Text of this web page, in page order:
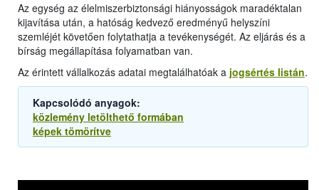
Az egység az élelmiszerbiztonsági hiányosságok maradéktalan
kijavítása után, a hatóság kedvező eredményű helyszíni
szemléjét követően folytathatja a tevékenységét. Az eljárás és a
bírság megállapítása folyamatban van.
Az érintett vállalkozás adatai megtalálhatóak a jogsértés listán.
Kapcsolódó anyagok:
közlemény letölthető formában
képek tömörítve